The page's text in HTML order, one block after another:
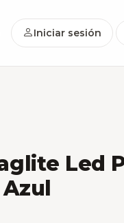
Iniciar sesión
Led
Azul